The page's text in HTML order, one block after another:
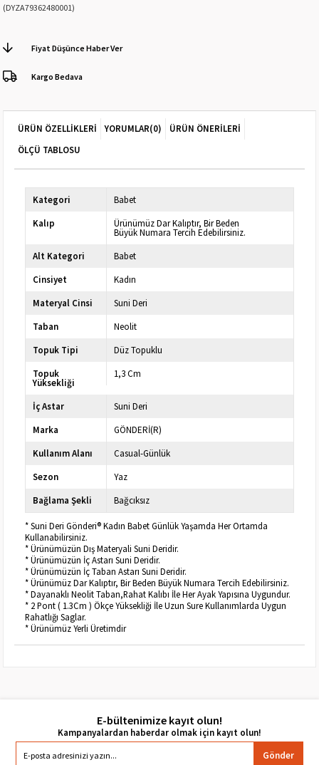
(DYZA79362480001)
Fiyat Düşünce Haber Ver
Kargo Bedava
ÜRÜN ÖZELLIKLERI YORUMLAR(0)
ÜRÜN ÖNERILERI
ÖLÇÜ TABLOSU
Kategori
Babet
Kalıp
Ürünümüz Dar Kalıptır, Bir Beden
Büyük Numara Tercih Edebilirsiniz.
Alt Kategori
Babet
Cinsiyet
Kadın
Materyal Cinsi
Suni Deri
Taban
Neolit
Topuk Tipi
Düz Topuklu
Topuk
Yüksekliği
1,3 Cm
İç Astar
Suni Deri
Marka
GÖNDERİ(R)
Kullanım Alanı
Casual-Günlük
Sezon
Yaz
Bağlama Şekli
Bağcıksız
* Suni Deri Gönderi® Kadın Babet Günlük Yaşamda Her Ortamda
Kullanabilirsiniz.
* Ürünümüzün Dış Materyali Suni Deridir.
* Ürünümüzün İç Astarı Suni Deridir.
* Ürünümüzün İç Taban Astarı Suni Deridir.
* Ürünümüz Dar Kalıptır, Bir Beden Büyük Numara Tercih Edebilirsiniz.
* Dayanaklı Neolit Taban,Rahat Kalıbı İle Her Ayak Yapısına Uygundur.
* 2 Pont ( 1.3Cm ) Ökçe Yüksekliği İle Uzun Sure Kullanımlarda Uygun
Rahatlığı Saglar.
* Ürünümüz Yerli Üretimdir
E-bültenimize kayıt olun!
Gönder